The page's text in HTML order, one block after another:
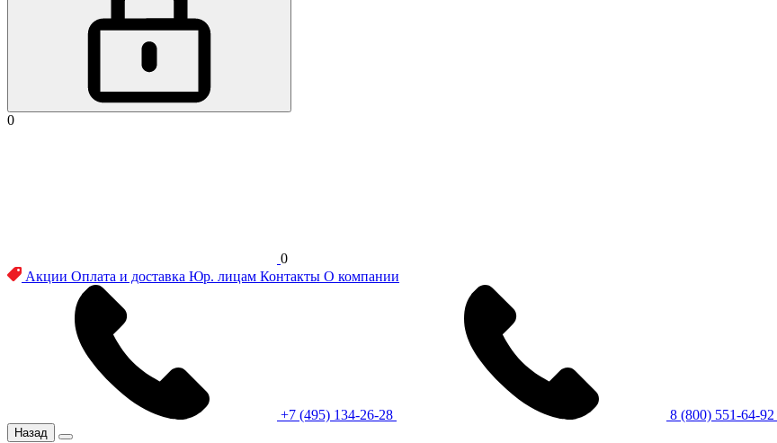
0
0
Акции Оплата и доставка Юр. лицам Контакты О компании
+7 (495) 134-26-28 8 (800) 551-64-92
Назад